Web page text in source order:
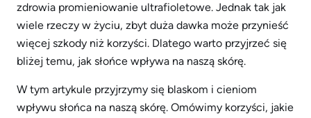
zdrowia promieniowanie ultrafioletowe. Jednak tak jak
wiele rzeczy w życiu, zbyt duża dawka może przynieść
więcej szkody niż korzyści. Dlatego warto przyjrzeć się
bliżej temu, jak słońce wpływa na naszą skórę.
W tym artykule przyjrzymy się blaskom i cieniom
wpływu słońca na naszą skórę. Omówimy korzyści, jakie